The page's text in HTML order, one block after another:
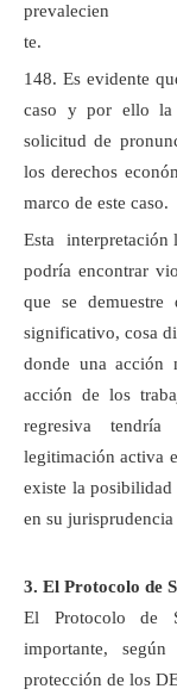
prevalecien
te.
148. Es evidente
caso y por ello la
solicitud de
los derechos
marco de este caso.
Esta interpretación
podría encontrar
que se
significativo, cosa
donde una acción
acción de los
regresiva
legitimación activa
existe la
en su
3. El Protocolo de
El Protocolo de
importante,
protección de los